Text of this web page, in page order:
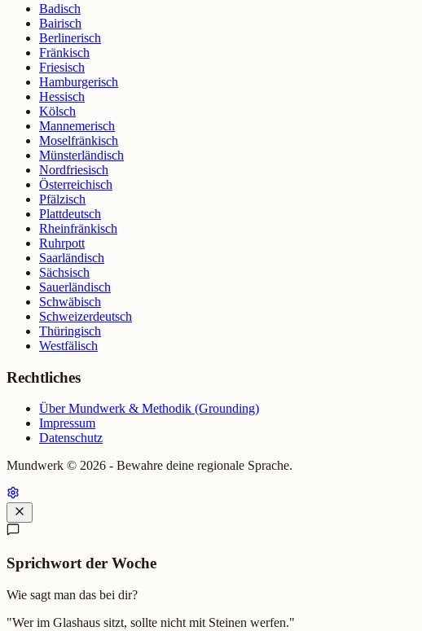
Badisch
Bairisch
Berlinerisch
Fränkisch
Friesisch
Hamburgerisch
Hessisch
Kölsch
Mannemerisch
Moselfränkisch
Münsterländisch
Nordfriesisch
Österreichisch
Pfälzisch
Plattdeutsch
Rheinfränkisch
Ruhrpott
Saarländisch
Sächsisch
Sauerländisch
Schwäbisch
Schweizerdeutsch
Thüringisch
Westfälisch
Rechtliches
Über Mundwerk & Methodik (Grounding)
Impressum
Datenschutz
Mundwerk © 2026 - Bewahre deine regionale Sprache.
Sprichwort der Woche
Wie sagt man das bei dir?
"Wer im Glashaus sitzt, sollte nicht mit Steinen werfen."